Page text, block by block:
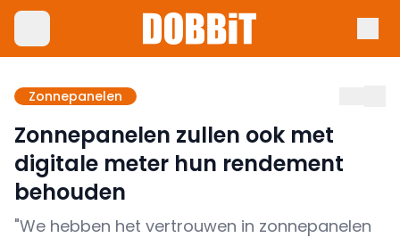
Zonnepanelen
Zonnepanelen zullen ook met
digitale meter hun rendement
behouden
"We hebben het vertrouwen in zonnepanelen